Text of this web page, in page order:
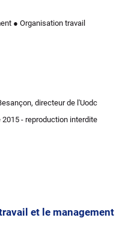
● Organisation travail
directeur de l'Uodc
- reproduction interdite
et le management